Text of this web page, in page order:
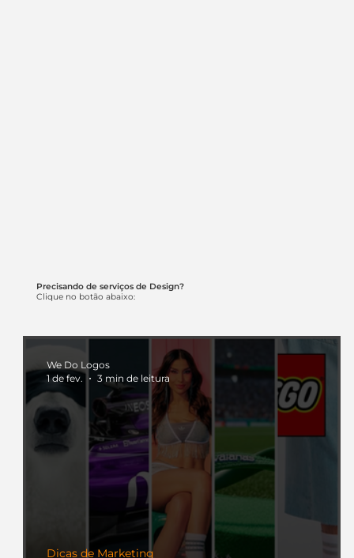
Precisando de serviços de Design?
Clique no botão abaixo:
Dicas de Marketing
We Do Logos
1 de fev.
3 min de leitura